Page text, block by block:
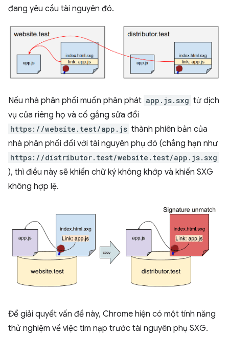
đang yêu cầu tài nguyên đó.
Nếu nhà phân phối muốn phân phát app.js.sxg từ dịch
vụ của riêng họ và cố gắng sửa đổi
https://website.test/app.js thành phiên bản của
nhà phân phối đối với tài nguyên phụ đó (chẳng hạn như
https://distributor.test/website.test/app.js.sxg
), thì điều này sẽ khiến chữ ký không khớp và khiến SXG
không hợp lệ.
Để giải quyết vấn đề này, Chrome hiện có một tính năng
thử nghiệm về việc tìm nạp trước tài nguyên phụ SXG.